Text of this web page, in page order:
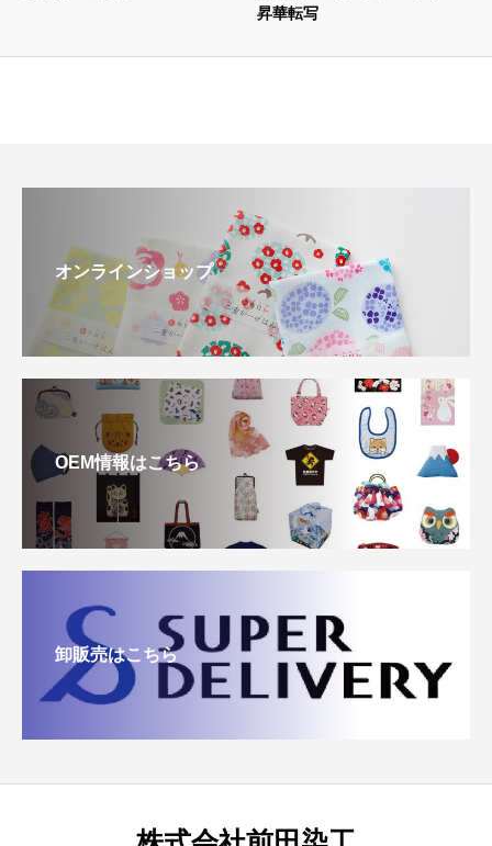
昇華転写
オンラインショップ
OEM情報はこちら
卸販売はこちら